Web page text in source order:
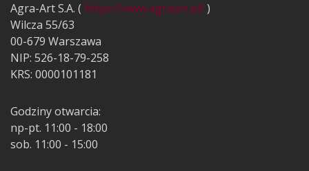
Agra-Art S.A. ( https://www.agraart.pl/)
Wilcza 55/63
00-679 Warszawa
NIP: 526-18-79-258
KRS: 0000101181
Godziny otwarcia:
np-pt. 11:00 - 18:00
sob. 11:00 - 15:00